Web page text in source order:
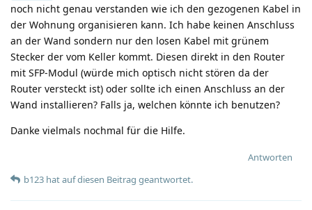
noch nicht genau verstanden wie ich den gezogenen Kabel in
der Wohnung organisieren kann. Ich habe keinen Anschluss
an der Wand sondern nur den losen Kabel mit grünem
Stecker der vom Keller kommt. Diesen direkt in den Router
mit SFP-Modul (würde mich optisch nicht stören da der
Router versteckt ist) oder sollte ich einen Anschluss an der
Wand installieren? Falls ja, welchen könnte ich benutzen?
Danke vielmals nochmal für die Hilfe.
Antworten
b123 hatauf diesen Beitrag geantwortet.